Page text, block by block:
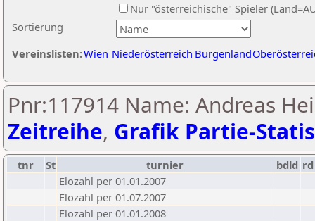
Sortierung
Nur "österreichische" Spieler
Vereinslisten:Wien Niederösterreich Burgenland
Pnr:117914 Name: Andreas
Zeitreihe, Grafik Partie-
tnr St turnier bdld rd
Elozahl per 01.01.2007
Elozahl per 01.07.2007
Elozahl per 01.01.2008